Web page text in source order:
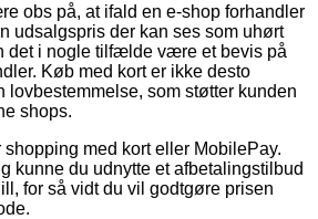
obs på, at ifald en e-shop forhandler
udsalgspris der kan ses som uhørt
det i nogle tilfælde være et bevis på
Køb med kort er ikke desto
lovbestemmelse, som støtter kunden
shops.
med kort eller MobilePay.
kunne du udnytte et afbetalingstilbud
for så vidt du vil godtgøre prisen